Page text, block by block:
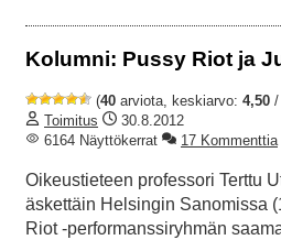
Kolumni: Pussy Riot ja
(40 arviota, keskiarvo: 4,50 /
Toimitus
30.8.2012
6164 Näyttökerrat
17 Kommenttia
Oikeustieteen professori Terttu
äskettäin Helsingin Sanomissa
Riot -performanssiryhmän